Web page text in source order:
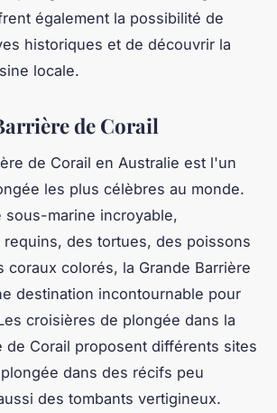
également la possibilité de
historiques et de découvrir la
locale.
de Corail
de Corail en Australie est l'un
les plus célèbres au monde.
sous-marine incroyable,
requins, des tortues, des poissons
coraux colorés, la Grande Barrière
destination incontournable pour
croisières de plongée dans la
de Corail proposent différents sites
dans des récifs peu
des tombants vertigineux.